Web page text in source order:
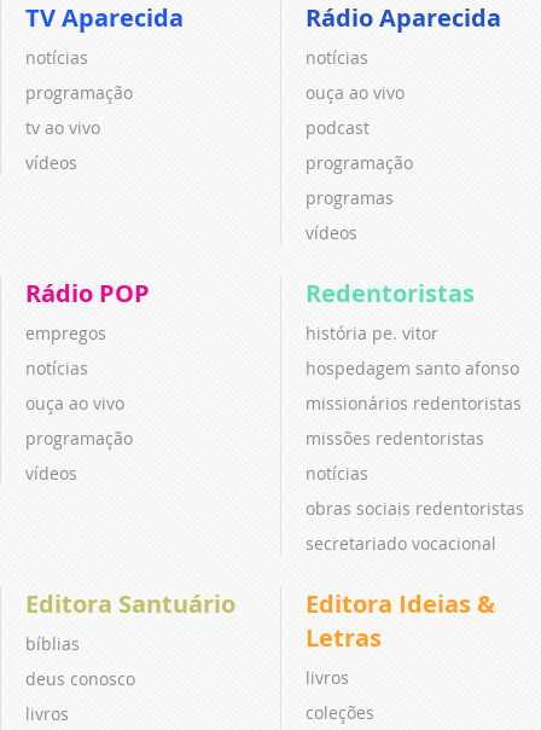
TV Aparecida
notícias
programação
tv ao vivo
vídeos
Rádio Aparecida
notícias
ouça ao vivo
podcast
programação
programas
vídeos
Rádio POP
empregos
notícias
ouça ao vivo
programação
vídeos
Redentoristas
história pe. vitor
hospedagem santo afonso
missionários redentoristas
missões redentoristas
notícias
obras sociais redentoristas
secretariado vocacional
Editora Santuário
bíblias
deus conosco
livros
Editora Ideias &
Letras
livros
coleções